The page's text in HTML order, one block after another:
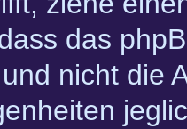
das
nicht die